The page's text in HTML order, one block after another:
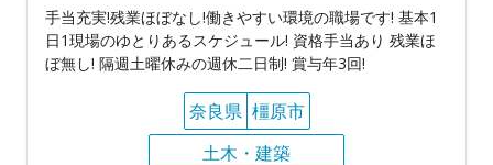
手当充実!残業ほぼなし!働きやすい環境の職場です! 基本1
日1現場のゆとりあるスケジュール! 資格手当あり 残業ほ
ぼ無し! 隔週土曜休みの週休二日制! 賞与年3回!
奈良県 橿原市
土木・建築